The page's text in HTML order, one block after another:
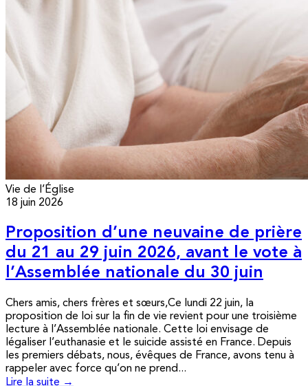
Vie de l’Église
18 juin 2026
Proposition d’une neuvaine de prière
du 21 au 29 juin 2026, avant le vote à
l’Assemblée nationale du 30 juin
Chers amis, chers frères et sœurs,Ce lundi 22 juin, la
proposition de loi sur la fin de vie revient pour une troisième
lecture à l’Assemblée nationale. Cette loi envisage de
légaliser l’euthanasie et le suicide assisté en France. Depuis
les premiers débats, nous, évêques de France, avons tenu à
rappeler avec force qu’on ne prend...
Lire la suite →